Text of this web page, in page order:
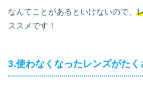
なんてことがあるといけないので、
ススメです！
3.使わなくなったレンズがたく